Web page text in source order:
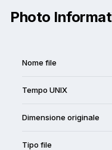
Photo
Nome file
Tempo UNIX
Dimensione originale
Tipo file